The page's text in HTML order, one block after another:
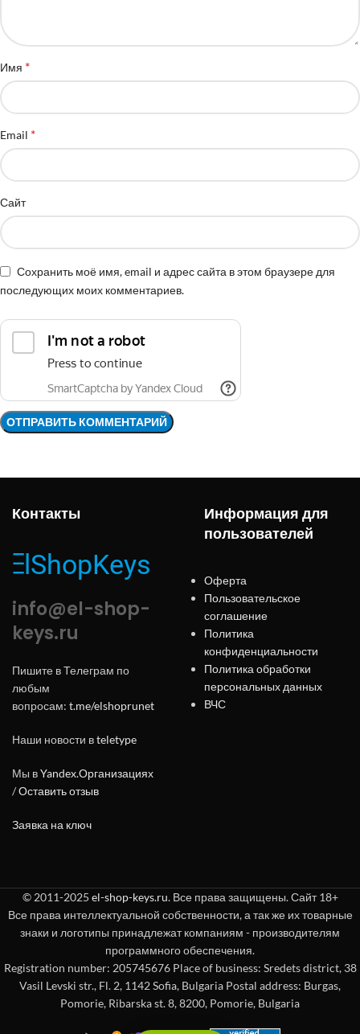
Имя *
Email *
Сайт
Сохранить моё имя, email и адрес сайта в этом браузере для
последующих моих комментариев.
Контакты
info@el-shop-
keys.ru
Пишите в Телеграм по
любым
вопросам: t.me/elshoprunet
Наши новости вteletype
Мы вYandex.Организациях
/Оставить отзыв
Заявка на ключ
Информация для
пользователей
Оферта
Пользовательское
соглашение
Политика
конфиденциальности
Политика обработки
персональных данных
ВЧС
© 2011-2025 el-shop-keys.ru. Все права защищены. Сайт 18+
Все права интеллектуальной собственности, а так же их товарные
знаки и логотипы принадлежат компаниям - производителям
программного обеспечения.
Registration number: 205745676 Place of business: Sredets district, 38
Vasil Levski str., Fl. 2, 1142 Sofia, Bulgaria Postal address: Burgas,
Pomorie, Ribarska st. 8, 8200, Pomorie, Bulgaria